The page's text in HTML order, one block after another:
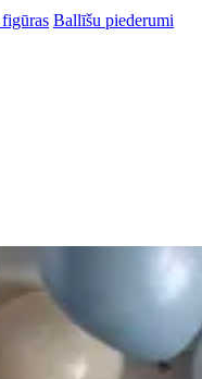
Ballīšu piederumi